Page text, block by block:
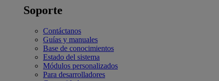
Soporte
Contáctanos
Guías y manuales
Base de conocimientos
Estado del sistema
Módulos personalizados
Para desarrolladores